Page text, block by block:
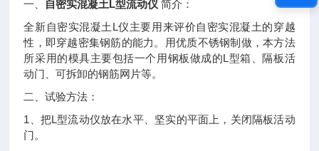
一、 自密实混凝土L型流动仪 简介：
全新自密实混凝土 L仪主要用来评价自密实混凝土的穿越
性，即穿越密集钢筋的能力。用优质不锈钢制做，本方法
所采用的模具主要包括一个用钢板做成的L型箱、隔板活
动门、可拆卸的钢筋网片等。
二、试验方法：
1 、把L型流动仪放在水平、坚实的平面上，关闭隔板活动
门。